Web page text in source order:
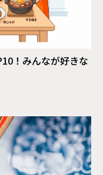
！みんなが好きな